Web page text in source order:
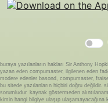
buraya yazılanların hakları Sir Anthony
yazan eden compumaster, ilgilenen eden
modere edenler basond, compumaster,
bu sitede yazılanların hiçbiri doğru değildir.
sorumludur. kaynak göstermeden
kimin hangi bilgiye ulaşıp ulaşamayacağına